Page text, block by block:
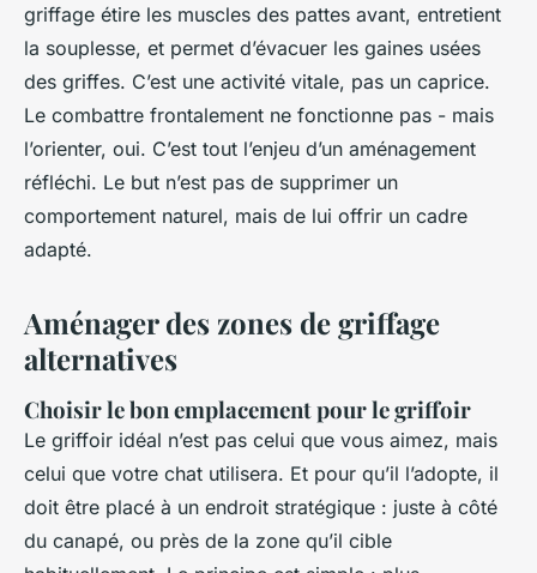
griffage étire les muscles des pattes avant, entretient
la souplesse, et permet d’évacuer les gaines usées
des griffes. C’est une activité vitale, pas un caprice.
Le combattre frontalement ne fonctionne pas - mais
l’orienter, oui. C’est tout l’enjeu d’un aménagement
réfléchi. Le but n’est pas de supprimer un
comportement naturel, mais de lui offrir un cadre
adapté.
Aménager des zones de griffage
alternatives
Choisir le bon emplacement pour le griffoir
Le griffoir idéal n’est pas celui que vous aimez, mais
celui que votre chat utilisera. Et pour qu’il l’adopte, il
doit être placé à un endroit stratégique : juste à côté
du canapé, ou près de la zone qu’il cible